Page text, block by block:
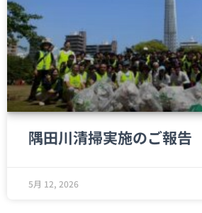
隅田川清掃実施のご報告
5月 12, 2026